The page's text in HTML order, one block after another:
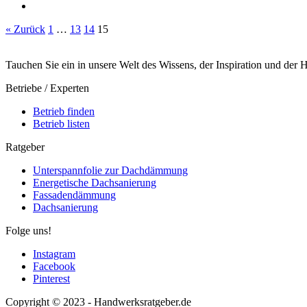
« Zurück 1 … 13 14 15
Tauchen Sie ein in unsere Welt des Wissens, der Inspiration und der
Betriebe / Experten
Betrieb finden
Betrieb listen
Ratgeber
Unterspannfolie zur Dachdämmung
Energetische Dachsanierung
Fassadendämmung
Dachsanierung
Folge uns!
Instagram
Facebook
Pinterest
Copyright © 2023 - Handwerksratgeber.de